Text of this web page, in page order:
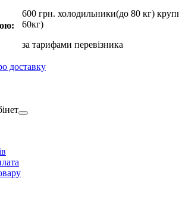
600 грн. холодильники(до 80 кг)
60кг)
за тарифами перевізника
доставку